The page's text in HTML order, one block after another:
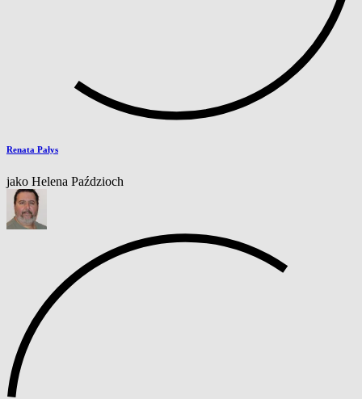
Renata Pałys
jako Helena Paździoch